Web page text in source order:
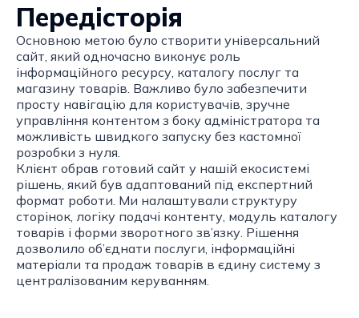
Передісторія
Основною метою було створити універсальний
сайт, який одночасно виконує роль
інформаційного ресурсу, каталогу послуг та
магазину товарів. Важливо було забезпечити
просту навігацію для користувачів, зручне
управління контентом з боку адміністратора та
можливість швидкого запуску без кастомної
розробки з нуля.
Клієнт обрав готовий сайт у нашій екосистемі
рішень, який був адаптований під експертний
формат роботи. Ми налаштували структуру
сторінок, логіку подачі контенту, модуль каталогу
товарів і форми зворотного зв’язку. Рішення
дозволило об’єднати послуги, інформаційні
матеріали та продаж товарів в єдину систему з
централізованим керуванням.